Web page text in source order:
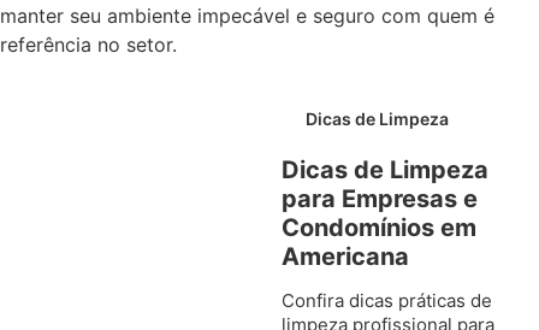
manter seu ambiente impecável e seguro com quem é
referência no setor.
Dicas de Limpeza
Dicas de Limpeza
para Empresas e
Condomínios em
Americana
Confira dicas práticas de
limpeza profissional para